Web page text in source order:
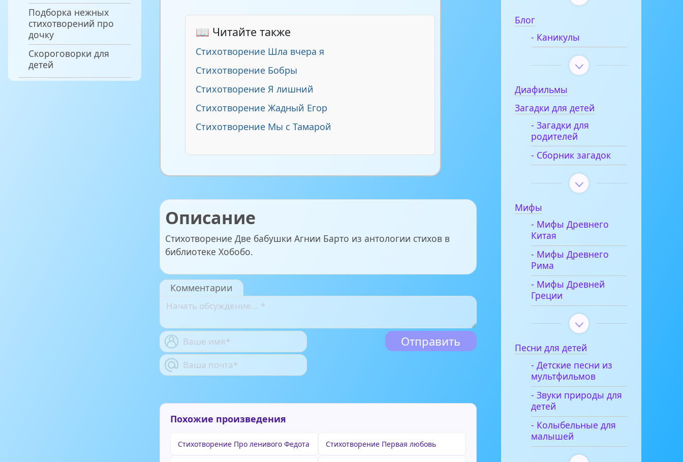
Подборка нежных
стихотворений про
дочку
Скороговорки для
детей
📖 Читайте также
Стихотворение Шла вчера я
Стихотворение Бобры
Стихотворение Я лишний
Стихотворение Жадный Егор
Стихотворение Мы с Тамарой
Описание
Стихотворение Две бабушки Агнии Барто из антологии стихов в
библиотеке Хобобо.
Комментарии
Похожие произведения
Стихотворение Про ленивого Федота Стихотворение Первая любовь
Блог
- Каникулы
Диафильмы
Загадки для детей
- Загадки для
родителей
- Сборник загадок
Мифы
- Мифы Древнего
Китая
- Мифы Древнего
Рима
- Мифы Древней
Греции
Песни для детей
- Детские песни из
мультфильмов
- Звуки природы для
детей
- Колыбельные для
малышей